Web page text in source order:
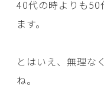
40代の時よりも50
ます。
とはいえ、無理な
ね。